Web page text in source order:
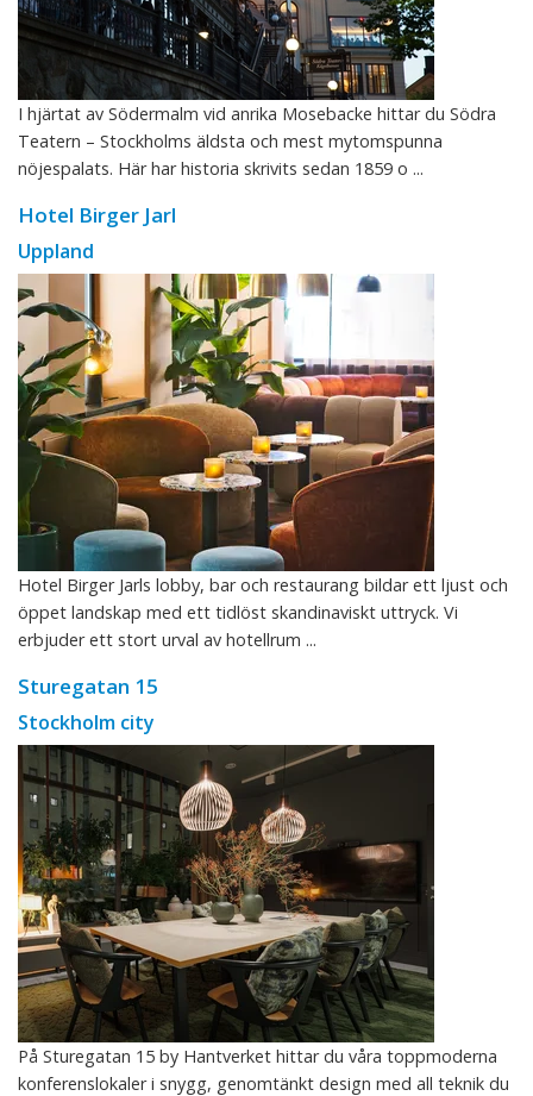
I hjärtat av Södermalm vid anrika Mosebacke hittar du Södra
Teatern – Stockholms äldsta och mest mytomspunna
nöjespalats. Här har historia skrivits sedan 1859 o ...
Hotel Birger Jarl
Uppland
Hotel Birger Jarls lobby, bar och restaurang bildar ett ljust och
öppet landskap med ett tidlöst skandinaviskt uttryck. Vi
erbjuder ett stort urval av hotellrum ...
Sturegatan 15
Stockholm city
På Sturegatan 15 by Hantverket hittar du våra toppmoderna
konferenslokaler i snygg, genomtänkt design med all teknik du